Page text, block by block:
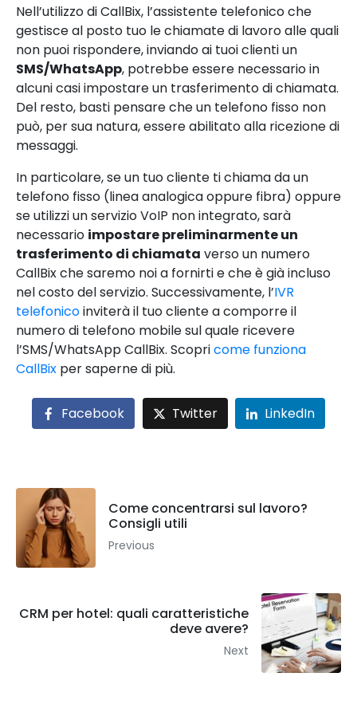
Nell’utilizzo di CallBix, l’assistente telefonico che
gestisce al posto tuo le chiamate di lavoro alle quali
non puoi rispondere, inviando ai tuoi clienti un
SMS/WhatsApp, potrebbe essere necessario in
alcuni casi impostare un trasferimento di chiamata.
Del resto, basti pensare che un telefono fisso non
può, per sua natura, essere abilitato alla ricezione di
messaggi.
In particolare, se un tuo cliente ti chiama da un
telefono fisso (linea analogica oppure fibra) oppure
se utilizzi un servizio VoIP non integrato, sarà
necessario impostare preliminarmente un
trasferimento di chiamata verso un numero
CallBix che saremo noi a fornirti e che è già incluso
nel costo del servizio. Successivamente, l’IVR
telefonicoinviterà il tuo cliente a comporre il
numero di telefono mobile sul quale ricevere
l’SMS/WhatsApp CallBix. Scopricome funziona
CallBix per saperne di più.
Facebook Twitter LinkedIn
Come concentrarsi sul lavoro?
Consigli utili
Previous
CRM per hotel: quali caratteristiche
deve avere?
Next